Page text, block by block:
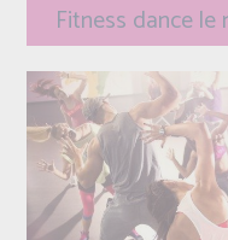
Fitness dance le